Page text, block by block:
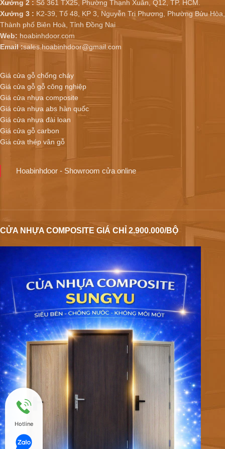
Xưởng 2 : Số 361 TX25, Phường Thạnh Xuân, Q12, TP. HCM.
Xưởng 3 : K2-39, Tổ 48, KP 3, Nguyễn Tri Phương, Phường Bửu Hòa,
Thành phố Biên Hoà, Tỉnh Đồng Nai
Web: hoabinhdoor.com
Email :sales.hoabinhdoor@gmail.com
Giá cửa gỗ chống cháy
Giá cửa gỗ gỗ công nghiệp
Giá cửa nhựa composite
Giá cửa nhựa abs hàn quốc
Giá cửa nhựa đài loan
Giá cửa gỗ carbon
Giá cửa thép vân gỗ
Hoabinhdoor - Showroom cửa online
CỬA NHỰA COMPOSITE GIÁ CHỈ 2.900.000/BỘ
Hotline